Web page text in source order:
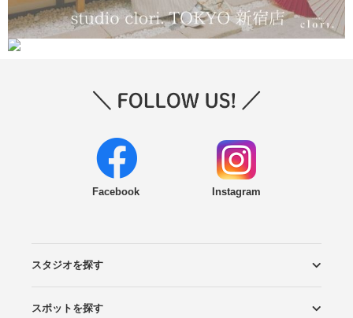
Facebook Instagram
スタジオを探す
エリアから探す
こだわりから探す
NEW PHOTO STYLE
プランから探す
フォトタイプ診断
フォトグラファーから探す
国内リゾートから探す
スポットを探す